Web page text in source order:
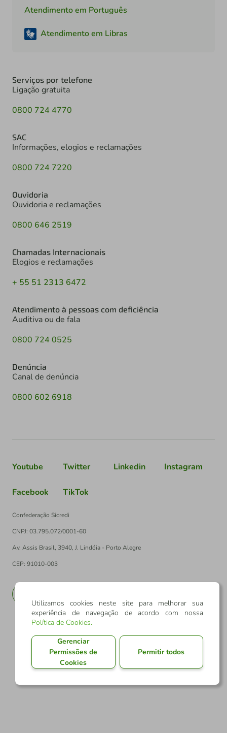
Atendimento em Português
Atendimento em Libras
Serviços por telefone
Ligação gratuita
0800 724 4770
SAC
Informações, elogios e reclamações
0800 724 7220
Ouvidoria
Ouvidoria e reclamações
0800 646 2519
Chamadas Internacionais
Elogios e reclamações
+ 55 51 2313 6472
Atendimento à pessoas com deficiência
Auditiva ou de fala
0800 724 0525
Denúncia
Canal de denúncia
0800 602 6918
Youtube Twitter Linkedin Instagram
Facebook TikTok
Confederação Sicredi
CNPJ: 03.795.072/0001-60
Av. Assis Brasil, 3940, J. Lindóia - Porto Alegre
CEP: 91010-003
Utilizamos cookies neste site para melhorar sua
experiência de navegação de acordo com nossa
Política de Cookies.
Gerenciar
Permissões de
Cookies
Permitir todos